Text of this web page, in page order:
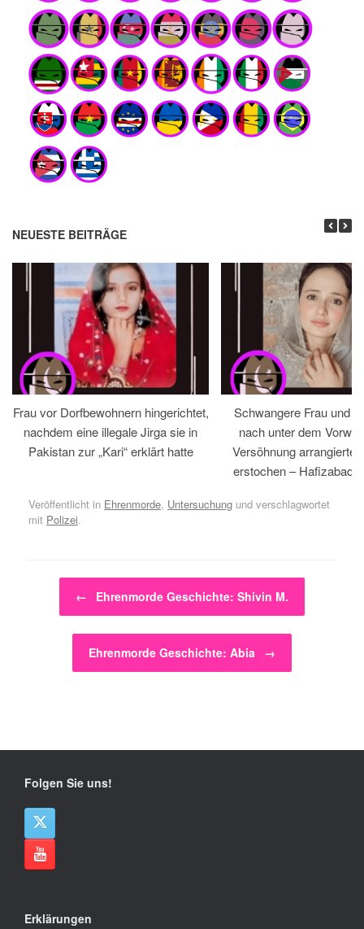
NEUESTE BEITRÄGE
Frau vor Dorfbewohnern hingerichtet,
nachdem eine illegale Jirga sie in
Pakistan zur „Kari“ erklärt hatte
Schwangere Frau und
nach unter dem
Versöhnung
erstochen – Hafizabad,
Veröffentlicht in Ehrenmorde, Untersuchung und verschlagwortet
mit Polizei.
Beitragsnavigation
← Ehrenmorde Geschichte: Shivin M.
Ehrenmorde Geschichte: Abia →
Folgen Sie uns!
Erklärungen